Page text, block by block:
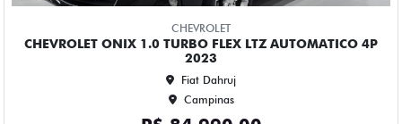
Campinas
R$ 79.990,00
2022/2023
Mais informações